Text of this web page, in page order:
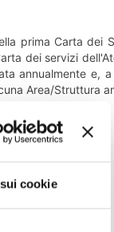
cookie
prima Carta dei
dei servizi
annualmente e,
Area/Struttura